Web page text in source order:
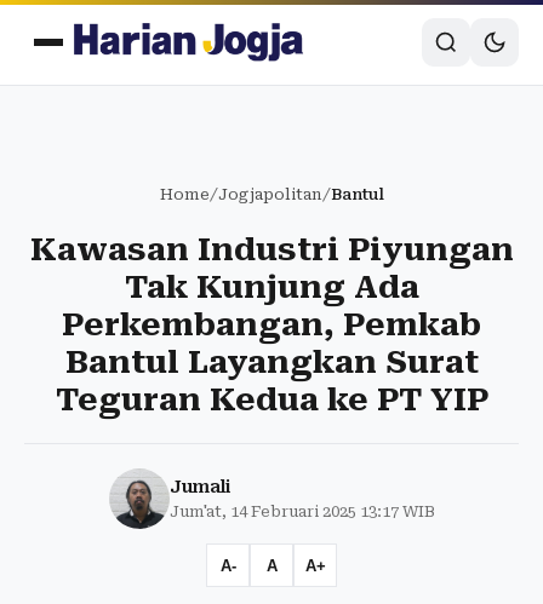
Home/Jogjapolitan/Bantul
Kawasan Industri Piyungan
Tak Kunjung Ada
Perkembangan, Pemkab
Bantul Layangkan Surat
Teguran Kedua ke PT YIP
Jumali
Jum'at, 14 Februari 2025 13:17 WIB
A- A A+